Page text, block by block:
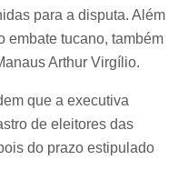
para a disputa. Além
embate tucano, também
Arthur Virgílio.
que a executiva
de eleitores das
do prazo estipulado